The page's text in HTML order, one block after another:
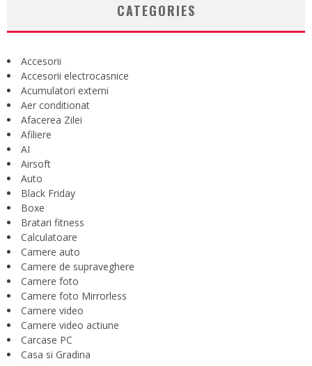
CATEGORIES
Accesorii
Accesorii electrocasnice
Acumulatori externi
Aer conditionat
Afacerea Zilei
Afiliere
AI
Airsoft
Auto
Black Friday
Boxe
Bratari fitness
Calculatoare
Camere auto
Camere de supraveghere
Camere foto
Camere foto Mirrorless
Camere video
Camere video actiune
Carcase PC
Casa si Gradina